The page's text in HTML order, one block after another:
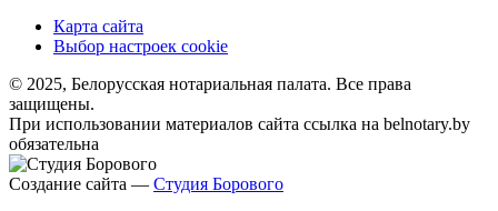
Карта сайта
Выбор настроек cookie
© 2025, Белорусская нотариальная палата. Все права
защищены.
При использовании материалов сайта ссылка на belnotary.by
обязательна
Создание сайта — Студия Борового